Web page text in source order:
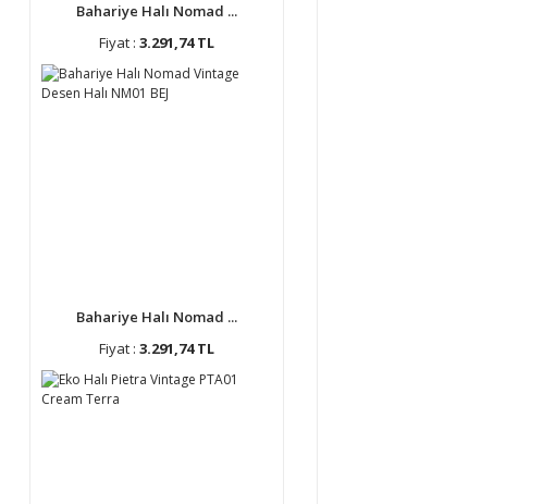
Bahariye Halı Nomad ...
Fiyat : 3.291,74 TL
Bahariye Halı Nomad ...
Fiyat : 3.291,74 TL